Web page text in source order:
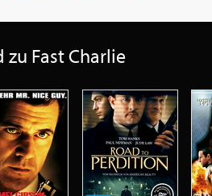
zu Fast Charlie